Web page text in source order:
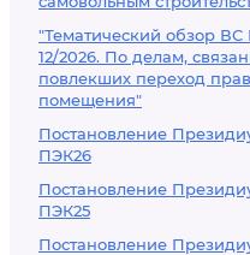
"Тематический обзор
12/2026. По делам,
повлекших переход
помещения"
Постановление
ПЭК26
Постановление
ПЭК25
Постановление